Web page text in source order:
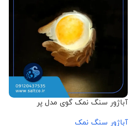
آباژور سنگ نمک گوی مدل پر
آباژور سنگ نمک